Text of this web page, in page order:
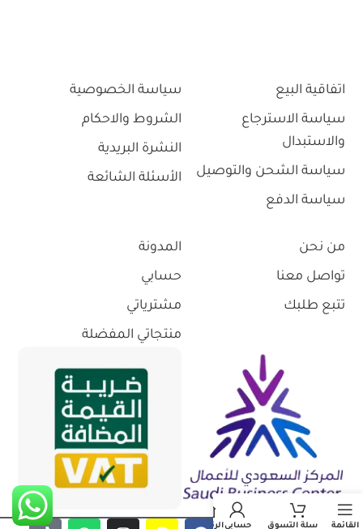
اتفاقية البيع
سياسة الاسترجاع
والاستبدال
سياسة الشحن والتوصيل
سياسة الدفع
سياسة الخصوصية
الشروط والاحكام
النشرة البريدية
الأسئلة الشائعة
من نحن
تواصل معنا
تتبع طلبك
المدونة
حسابي
مشترياتي
منتجاتي المفضلة
القائمة سلة التسوق حسابيالرئيسية